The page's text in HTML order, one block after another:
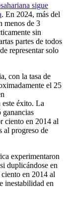
sigue
. En 2024, más del
menos de 3
sin
partes de todos
representar solo
con la tasa de
el 25
este éxito. La
ciento en 2014 al
al progreso de
experimentaron
duplicándose en
en 2014 al
inestabilidad en